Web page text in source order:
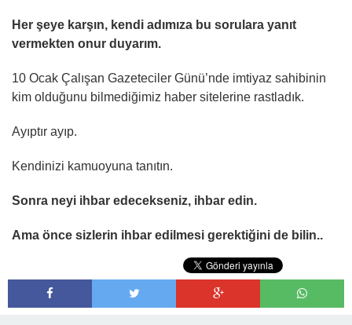
Her şeye karşın, kendi adımıza bu sorulara yanıt
vermekten onur duyarım.
10 Ocak Çalışan Gazeteciler Günü’nde imtiyaz sahibinin
kim olduğunu bilmediğimiz haber sitelerine rastladık.
Ayıptır ayıp.
Kendinizi kamuoyuna tanıtın.
Sonra neyi ihbar edecekseniz, ihbar edin.
Ama önce sizlerin ihbar edilmesi gerektiğini de bilin..